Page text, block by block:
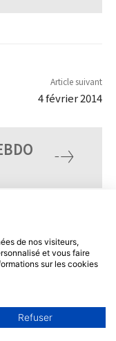
Article suivant
4 février 2014
de nos visiteurs,
et vous faire
sur les cookies
Refuser